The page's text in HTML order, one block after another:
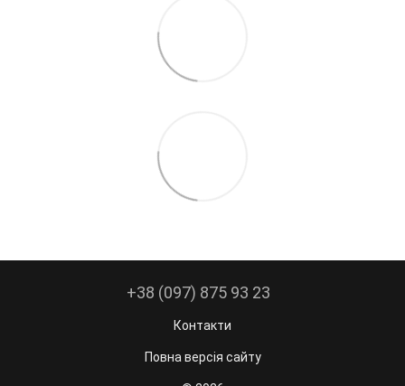
+38 (097) 875 93 23
Контакти
Повна версія сайту